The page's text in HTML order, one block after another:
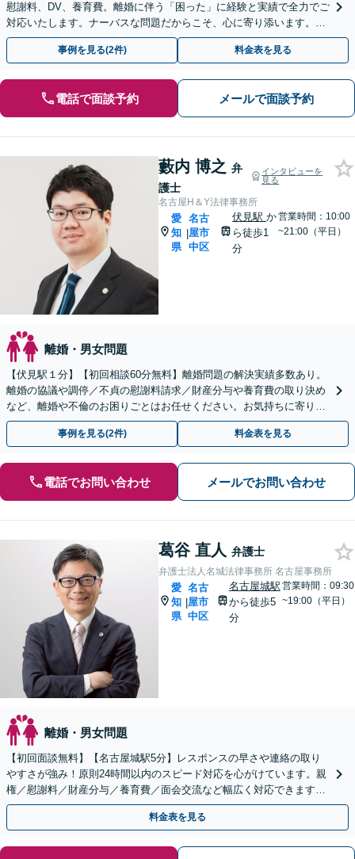
慰謝料、DV、養育費。離婚に伴う「困った」に経験と実績で全力でご
対応いたします。ナーバスな問題だからこそ、心に寄り添います。話
しやすい弁護士です。まずはお気軽にご相談を！
事例を見る(2件) 料金表を見る
電話で面談予約 メールで面談予約
藪内 博之 弁
護士
インタビューを
見る
名古屋H＆Y法律事務所
愛
知
県
|
名古
屋市
中区
伏見駅 か
ら徒歩1
分
営業時間：10:00
~21:00（平日）
離婚・男女問題
【伏見駅１分】【初回相談60分無料】離婚問題の解決実績多数あり。
離婚の協議や調停／不貞の慰謝料請求／財産分与や養育費の取り決め
など、離婚や不倫のお困りごとはお任せください。お気持ちに寄り添
いご意向に沿う解決を目指します【電話・Web相談可】
事例を見る(2件) 料金表を見る
電話でお問い合わせ メールでお問い合わせ
葛谷 直人 弁護士
弁護士法人名城法律事務所 名古屋事務所
愛
知
県
|
名古
屋市
中区
名古屋城駅
から徒歩5
分
営業時間：09:30
~19:00（平日）
離婚・男女問題
【初回面談無料】【名古屋城駅5分】レスポンスの早さや連絡の取り
やすさが強み！原則24時間以内のスピード対応を心がけています。親
権／慰謝料／財産分与／養育費／面会交流など幅広く対応できます。
相談者さまの精神的な負担を軽減しつつ解決を目指します
料金表を見る